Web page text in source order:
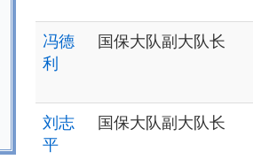
冯德
利
国保大队副大队长
刘志
平
国保大队副大队长